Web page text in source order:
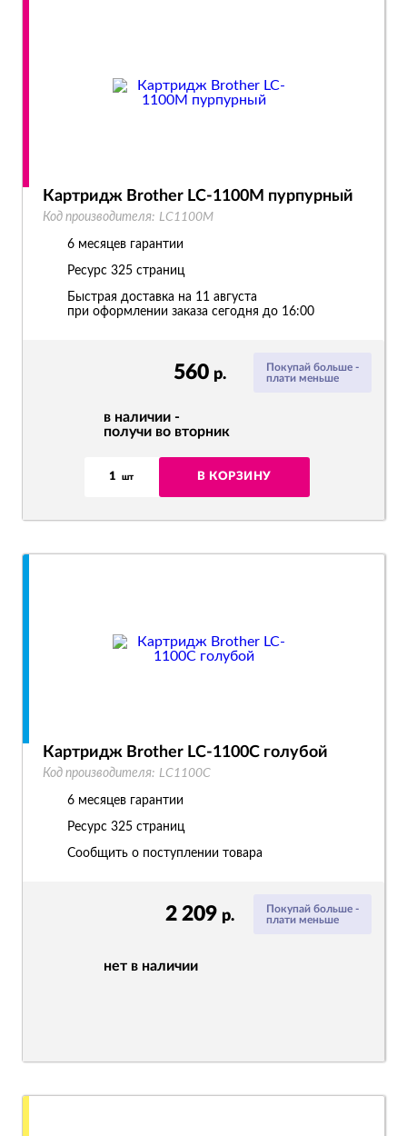
Покупай больше -
плати меньше
560 р.
в наличии -
получи во вторник
1 шт В КОРЗИНУ
Картридж Brother LC-1100M пурпурный
Код производителя: LC1100M
6 месяцев гарантии
Ресурс 325 страниц
Быстрая доставка на 11 августа
при оформлении заказа сегодня до 16:00
Покупай больше -
плати меньше
2 209 р.
нет в наличии
Картридж Brother LC-1100C голубой
Код производителя: LC1100C
6 месяцев гарантии
Ресурс 325 страниц
Сообщить о поступлении товара